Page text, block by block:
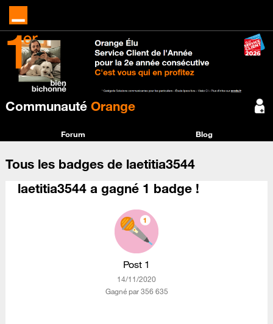
Communauté Orange
Forum Blog
Tous les badges de laetitia3544
laetitia3544 a gagné 1 badge !
Post 1
‎14/11/2020
Gagné par 356 635